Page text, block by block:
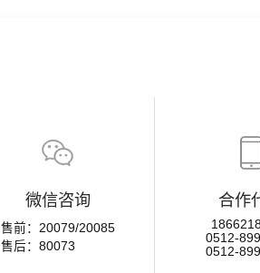
微信咨询
售前：20079/20085
售后：80073
合作
0512-
0512-